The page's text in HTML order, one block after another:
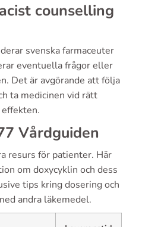
counselling
svenska farmaceuter
eventuella frågor eller
Det är avgörande att följa
ta medicinen vid rätt
Vårdguiden
resurs för patienter. Här
om doxycyklin och dess
tips kring dosering och
andra läkemedel.